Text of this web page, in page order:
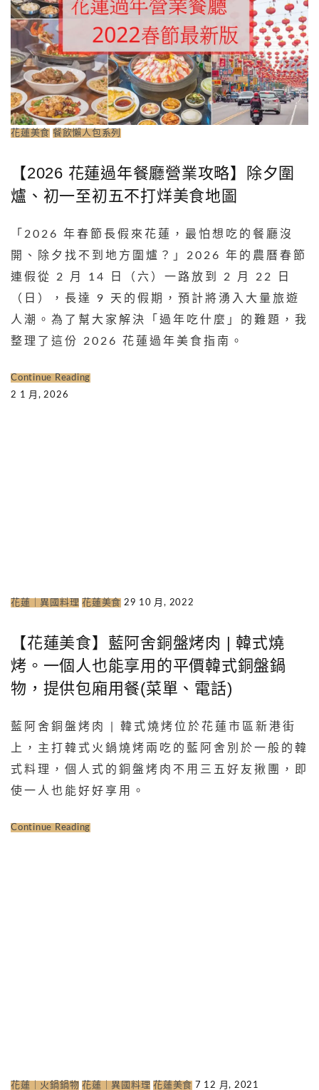
花蓮美食 餐飲懶人包系列
【2026 花蓮過年餐廳營業攻略】除夕圍
爐、初一至初五不打烊美食地圖
「2026 年春節長假來花蓮，最怕想吃的餐廳沒
開、除夕找不到地方圍爐？」2026 年的農曆春節
連假從 2 月 14 日（六）一路放到 2 月 22 日
（日），長達 9 天的假期，預計將湧入大量旅遊
人潮。為了幫大家解決「過年吃什麼」的難題，我
整理了這份 2026 花蓮過年美食指南。
Continue Reading
2 1 月, 2026
花蓮｜異國料理 花蓮美食 29 10 月, 2022
【花蓮美食】藍阿舍銅盤烤肉 | 韓式燒
烤。一個人也能享用的平價韓式銅盤鍋
物，提供包廂用餐(菜單、電話)
藍阿舍銅盤烤肉 | 韓式燒烤位於花蓮市區新港街
上，主打韓式火鍋燒烤兩吃的藍阿舍別於一般的韓
式料理，個人式的銅盤烤肉不用三五好友揪團，即
使一人也能好好享用。
Continue Reading
花蓮｜火鍋鍋物 花蓮｜異國料理 花蓮美食 7 12 月, 2021